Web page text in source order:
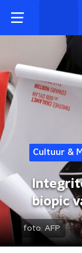
Cultuur &
biopic
foto: AFP